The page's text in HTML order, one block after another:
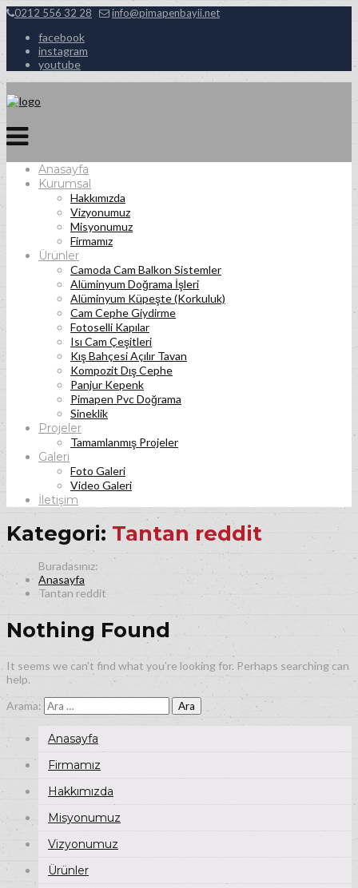
0212 556 32 28 info@pimapenbayii.net
facebook
instagram
youtube
Anasayfa
Kurumsal
Hakkımızda
Vizyonumuz
Misyonumuz
Firmamız
Ürünler
Camoda Cam Balkon Sistemler
Alüminyum Doğrama İşleri
Alüminyum Küpeşte (Korkuluk)
Cam Cephe Giydirme
Fotoselli Kapılar
Isı Cam Çeşitleri
Kış Bahçesi Açılır Tavan
Kompozit Dış Cephe
Panjur Kepenk
Pimapen Pvc Doğrama
Sineklik
Projeler
Tamamlanmış Projeler
Galeri
Foto Galeri
Video Galeri
İletişim
Kategori: Tantan reddit
Anasayfa
Tantan reddit
Nothing Found
It seems we can’t find what you’re looking for. Perhaps searching can
help.
Arama:
Anasayfa
Firmamız
Hakkımızda
Misyonumuz
Vizyonumuz
Ürünler